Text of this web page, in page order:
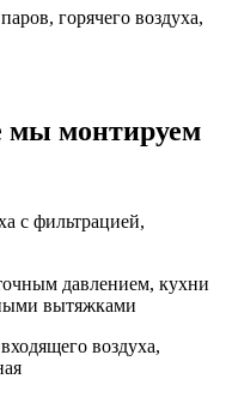
горячего воздуха,
мы монтируем
с фильтрацией,
давлением, кухни
вытяжками
воздуха,